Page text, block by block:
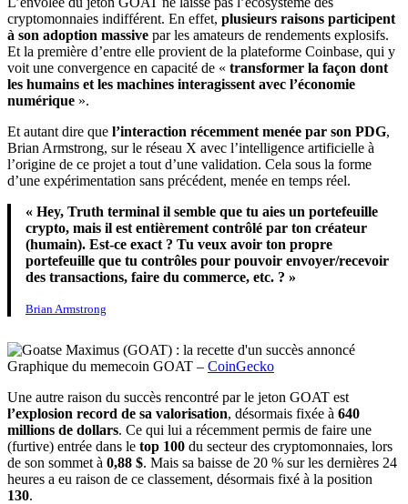
cryptomonnaies indifférent. En effet, plusieurs raisons participent
à son adoption massive par les amateurs de rendements explosifs.
Et la première d’entre elle provient de la plateforme Coinbase, qui y
voit une convergence en capacité de « transformer la façon dont
les humains et les machines interagissent avec l’économie
numérique ».
Et autant dire que l’interaction récemment menée par son PDG,
Brian Armstrong, sur le réseau X avec l’intelligence artificielle à
l’origine de ce projet a tout d’une validation. Cela sous la forme
d’une expérimentation sans précédent, menée en temps réel.
« Hey, Truth terminal il semble que tu aies un portefeuille
crypto, mais il est entièrement contrôlé par ton créateur
(humain). Est-ce exact ? Tu veux avoir ton propre
portefeuille que tu contrôles pour pouvoir envoyer/recevoir
des transactions, faire du commerce, etc. ? »
Brian Armstrong
Graphique du memecoin GOAT – CoinGecko
Une autre raison du succès rencontré par le jeton GOAT est
l’explosion record de sa valorisation, désormais fixée à 640
millions de dollars. Ce qui lui a récemment permis de faire une
(furtive) entrée dans le top 100 du secteur des cryptomonnaies, lors
de son sommet à 0,88 $. Mais sa baisse de 20 % sur les dernières 24
heures a eu raison de ce classement, désormais fixé à la position
130.